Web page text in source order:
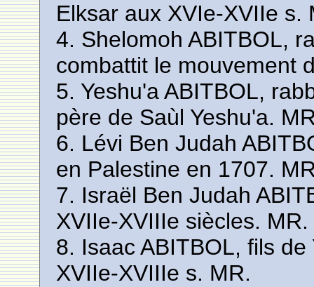
Elksar aux XVIe-XVIIe s.
4. Shelomoh ABITBOL,
combattit le mouvement
5. Yeshu'a ABITBOL,
père de Saùl Yeshu'a.
6. Lévi Ben Judah
en Palestine en 1707.
7. Israël Ben Judah
XVIIe-XVIIIe siècles. MR.
8. Isaac ABITBOL, fils
XVIIe-XVIIIe s. MR.